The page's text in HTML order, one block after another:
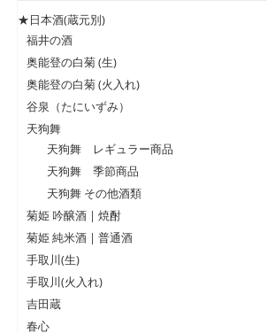
★日本酒(蔵元別)
福井の酒
奥能登の白菊 (生)
奥能登の白菊 (火入れ)
谷泉（たにいずみ）
天狗舞
天狗舞 レギュラー商品
天狗舞 季節商品
天狗舞 その他酒類
菊姫 吟醸酒 | 焼酎
菊姫 純米酒 | 普通酒
手取川(生)
手取川(火入れ)
吉田蔵
春心